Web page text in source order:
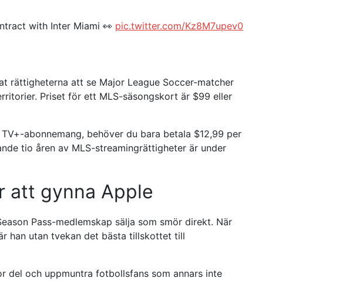
with Inter Miami 👀 pic.twitter.com/Kz8M7upev0
rättigheterna att se Major League Soccer-matcher
Priset för ett MLS-säsongskort är $99 eller
abonnemang, behöver du bara betala $12,99 per
tio åren av MLS-streamingrättigheter är under
att gynna Apple
Pass-medlemskap sälja som smör direkt. När
han utan tvekan det bästa tillskottet till
del och uppmuntra fotbollsfans som annars inte